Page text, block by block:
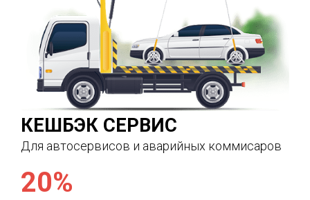
КЕШБЭК СЕРВИС
Для автосервисов и аварийных коммисаров
20%